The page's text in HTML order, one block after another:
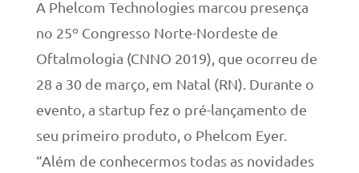
A Phelcom Technologies marcou presença
no 25º Congresso Norte-Nordeste de
Oftalmologia (CNNO 2019), que ocorreu de
28 a 30 de março, em Natal (RN). Durante o
evento, a startup fez o pré-lançamento de
seu primeiro produto, o Phelcom Eyer.
“Além de conhecermos todas as novidades